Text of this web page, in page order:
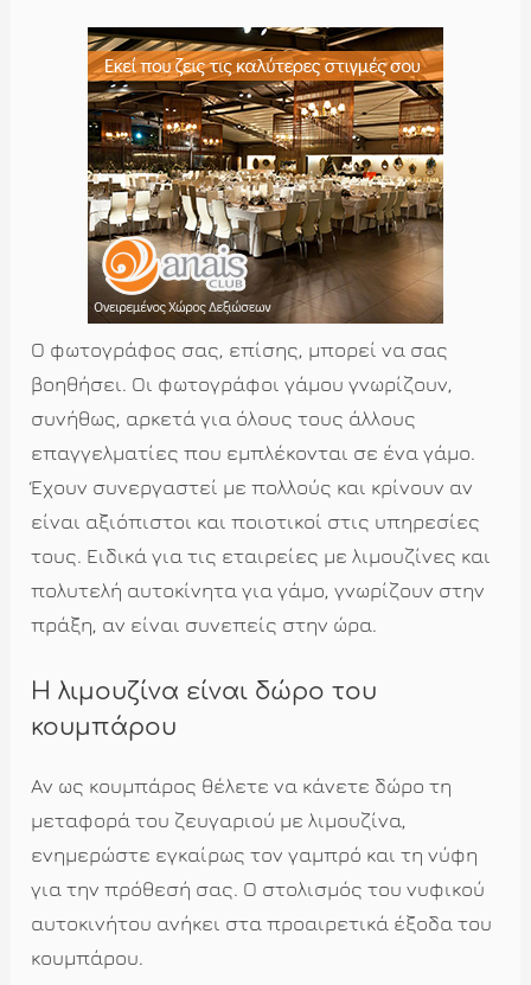
Ο φωτογράφος σας, επίσης, μπορεί να σας
βοηθήσει. Οι φωτογράφοι γάμου γνωρίζουν,
συνήθως, αρκετά για όλους τους άλλους
επαγγελματίες που εμπλέκονται σε ένα γάμο.
Έχουν συνεργαστεί με πολλούς και κρίνουν αν
είναι αξιόπιστοι και ποιοτικοί στις υπηρεσίες
τους. Ειδικά για τις εταιρείες με λιμουζίνες και
πολυτελή αυτοκίνητα για γάμο, γνωρίζουν στην
πράξη, αν είναι συνεπείς στην ώρα.
Η λιμουζίνα είναι δώρο του
κουμπάρου
Αν ως κουμπάρος θέλετε να κάνετε δώρο τη
μεταφορά του ζευγαριού με λιμουζίνα,
ενημερώστε εγκαίρως τον γαμπρό και τη νύφη
για την πρόθεσή σας. Ο στολισμός του νυφικού
αυτοκινήτου ανήκει στα προαιρετικά έξοδα του
κουμπάρου.